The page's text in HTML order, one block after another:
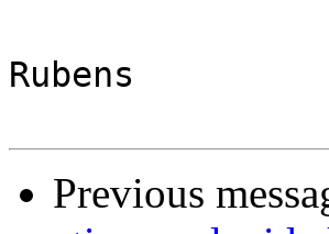
Rubens
Previous